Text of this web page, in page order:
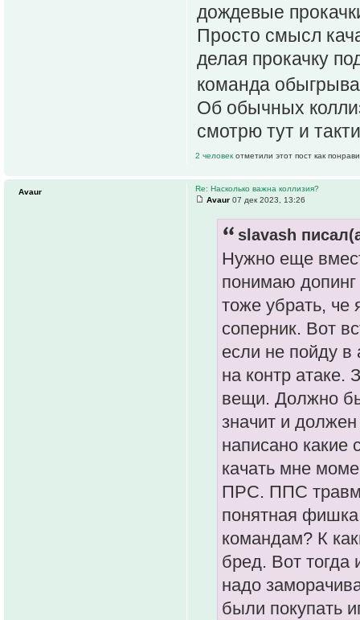
дождевые
Просто смысл
делая прокачку
команда
Об обычных
смотрю тут и
2 человек отметили этот пост как
Re: Насколько важна коллизия?
Avaur 07 дек 2023, 13:26
slavash
Нужно еще
понимаю
тоже убрать, че
соперник. Вот
если не пойду в
на контр атаке.
вещи. Должно
значит и
написано какие
качать мне
ПРС. ППС
понятная
командам? К
бред. Вот тогда
надо
были покупать
Avaur